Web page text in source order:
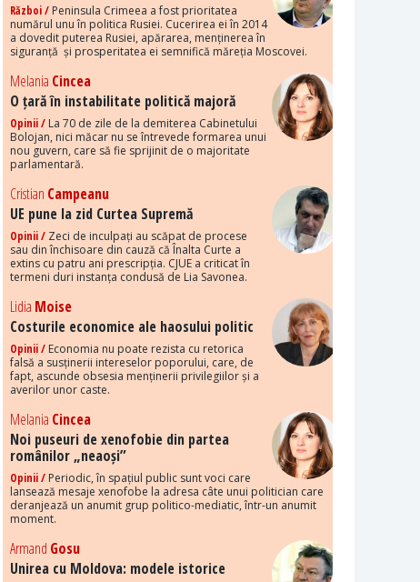
Război / Peninsula Crimeea a fost prioritatea
numărul unu în politica Rusiei. Cucerirea ei în 2014
a dovedit puterea Rusiei, apărarea, menținerea în
siguranță și prosperitatea ei semnifică măreția Moscovei.
Melania Cincea
O țară în instabilitate politică majoră
Opinii / La 70 de zile de la demiterea Cabinetului
Bolojan, nici măcar nu se întrevede formarea unui
nou guvern, care să fie sprijinit de o majoritate
parlamentară.
Cristian Campeanu
UE pune la zid Curtea Supremă
Opinii / Zeci de inculpați au scăpat de procese
sau din închisoare din cauză că Înalta Curte a
extins cu patru ani prescripția. CJUE a criticat în
termeni duri instanța condusă de Lia Savonea.
Lidia Moise
Costurile economice ale haosului politic
Opinii / Economia nu poate rezista cu retorica
falsă a susținerii intereselor poporului, care, de
fapt, ascunde obsesia menținerii privilegiilor și a
averilor unor caste.
Melania Cincea
Noi puseuri de xenofobie din partea
românilor „neaoși”
Opinii / Periodic, în spațiul public sunt voci care
lansează mesaje xenofobe la adresa câte unui politician care
deranjează un anumit grup politico-mediatic, într-un anumit
moment.
Armand Gosu
Unirea cu Moldova: modele istorice